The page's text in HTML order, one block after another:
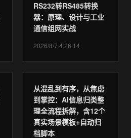
RS232转RS485转换
器：原理、设计与工业
通信组网实战
2026/8/7 4:26:14
从混乱到有序，从焦虑
到掌控：AI信息归类整
理全流程拆解，含12个
真实场景模板+自动归
档脚本